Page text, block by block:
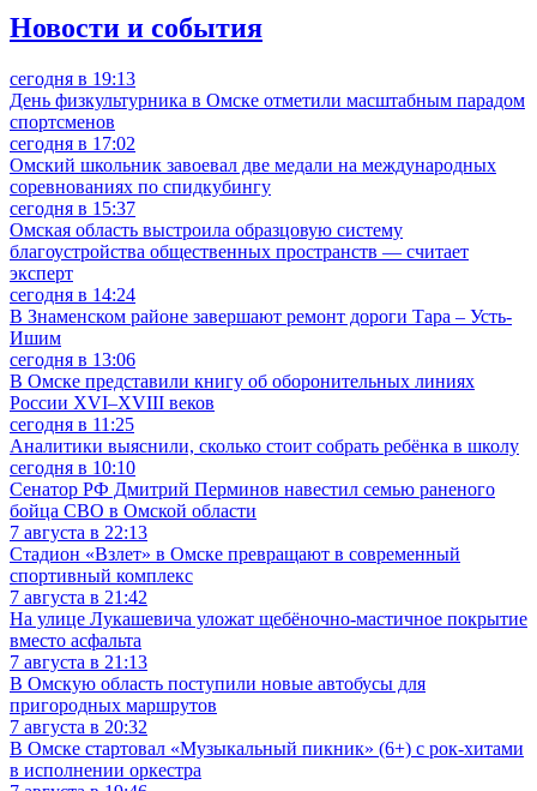
Новости и события
сегодня в 19:13
День физкультурника в Омске отметили масштабным парадом
спортсменов
сегодня в 17:02
Омский школьник завоевал две медали на международных
соревнованиях по спидкубингу
сегодня в 15:37
Омская область выстроила образцовую систему
благоустройства общественных пространств — считает
эксперт
сегодня в 14:24
В Знаменском районе завершают ремонт дороги Тара – Усть-
Ишим
сегодня в 13:06
В Омске представили книгу об оборонительных линиях
России XVI–XVIII веков
сегодня в 11:25
Аналитики выяснили, сколько стоит собрать ребёнка в школу
сегодня в 10:10
Сенатор РФ Дмитрий Перминов навестил семью раненого
бойца СВО в Омской области
7 августа в 22:13
Стадион «Взлет» в Омске превращают в современный
спортивный комплекс
7 августа в 21:42
На улице Лукашевича уложат щебёночно-мастичное покрытие
вместо асфальта
7 августа в 21:13
В Омскую область поступили новые автобусы для
пригородных маршрутов
7 августа в 20:32
В Омске стартовал «Музыкальный пикник» (6+) с рок-хитами
в исполнении оркестра